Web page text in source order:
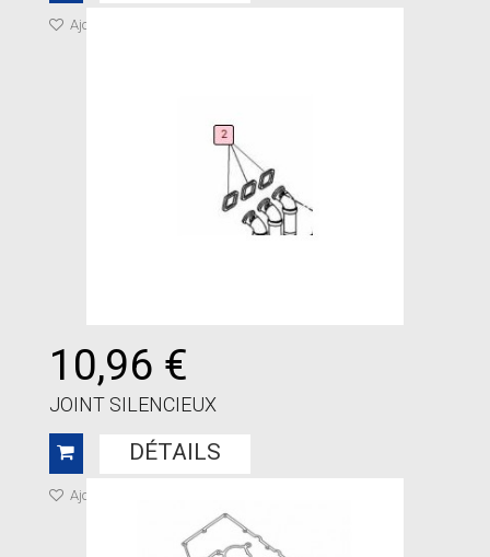
Ajouter à ma liste de cadeaux
10,96 €
JOINT SILENCIEUX
DÉTAILS
Ajouter à ma liste de cadeaux